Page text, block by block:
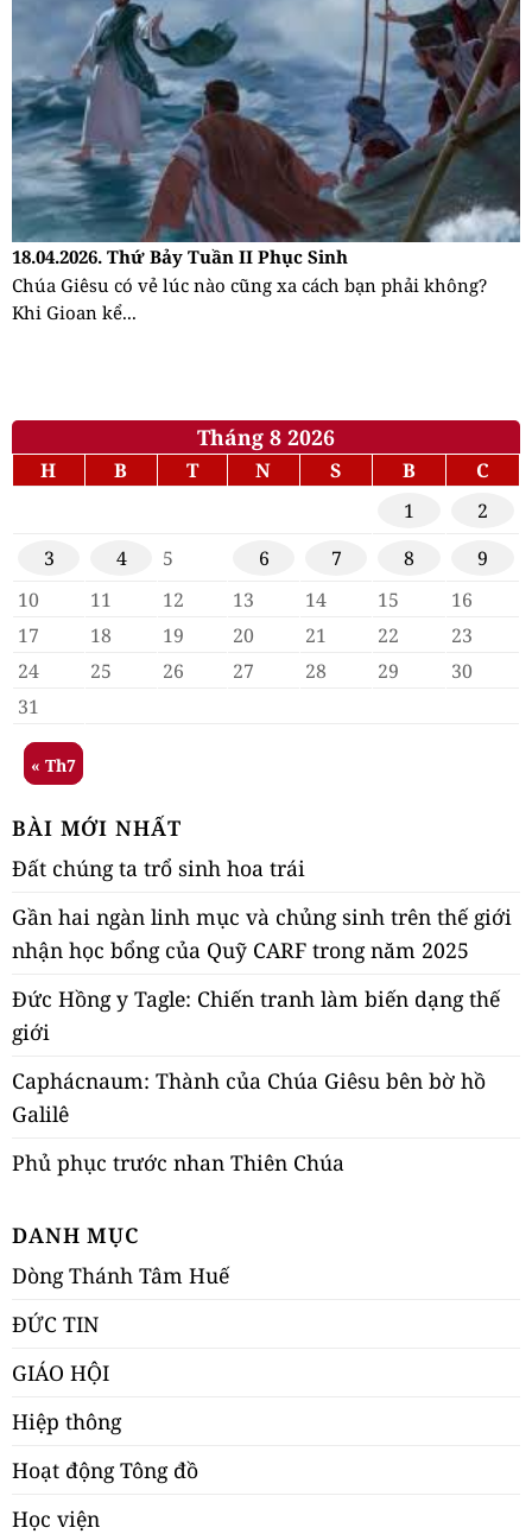
18.04.2026. Thứ Bảy Tuần II Phục Sinh
Chúa Giêsu có vẻ lúc nào cũng xa cách bạn phải không?
Khi Gioan kể...
Tháng 8 2026
H B T N S B
C
1
2
3
4 5 6 7 8
9
10
11 12 13 14 15
16
17
18 19 20 21 22
23
24
25 26 27 28 29
30
31
« Th7
BÀI MỚI NHẤT
Đất chúng ta trổ sinh hoa trái
Gần hai ngàn linh mục và chủng sinh trên thế giới
nhận học bổng của Quỹ CARF trong năm 2025
Đức Hồng y Tagle: Chiến tranh làm biến dạng thế
giới
Caphácnaum: Thành của Chúa Giêsu bên bờ hồ
Galilê
Phủ phục trước nhan Thiên Chúa
DANH MỤC
Dòng Thánh Tâm Huế
ĐỨC TIN
GIÁO HỘI
Hiệp thông
Hoạt động Tông đồ
Học viện